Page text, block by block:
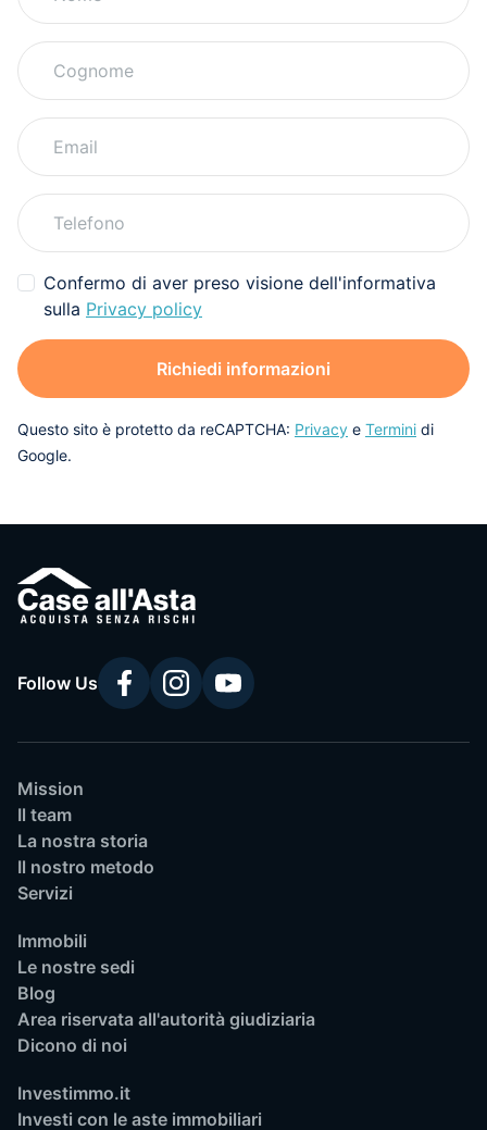
Confermo di aver preso visione dell'informativa
sulla Privacy policy
Richiedi informazioni
Questo sito è protetto da reCAPTCHA: Privacy e Termini di
Google.
Follow Us
Mission
Il team
La nostra storia
Il nostro metodo
Servizi
Immobili
Le nostre sedi
Blog
Area riservata all'autorità giudiziaria
Dicono di noi
Investimmo.it
Investi con le aste immobiliari